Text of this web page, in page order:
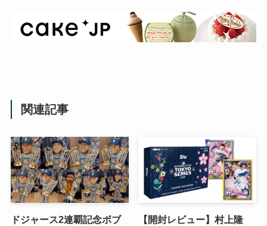
関連記事
ドジャース2連覇記念ボブ
【開封レビュー】村上隆